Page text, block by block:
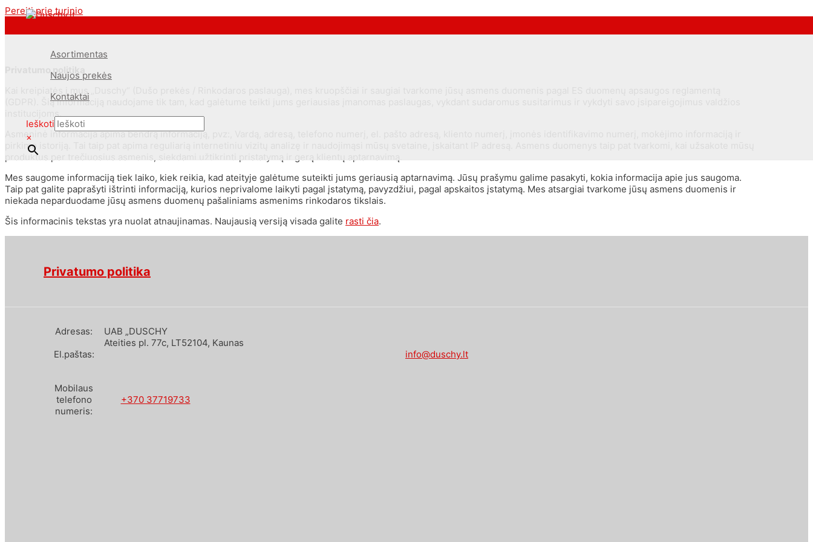
Pereiti prie turinio
Asortimentas
Naujos prekės
Kontaktai
Ieškoti
×
<--Pavel_Shrink_Menu-->
Privatumo politika
Kai kreipiatės į mus „Duschy“ (Dušo prekės / Rinkodaros paslauga), mes kruopščiai ir saugiai tvarkome jūsų asmens duomenis pagal ES duomenų apsaugos reglamentą
(GDPR). Šią informaciją naudojame tik tam, kad galėtume teikti jums geriausias įmanomas paslaugas, vykdant sudaromus susitarimus ir vykdyti savo įsipareigojimus valdžios
institucijoms.
Asmeninė informacija apima bendrą informaciją, pvz:, Vardą, adresą, telefono numerį, el. pašto adresą, kliento numerį, įmonės identifikavimo numerį, mokėjimo informaciją ir
pirkimo istoriją. Tai taip pat apima reguliarią internetiniu vizitų analizę ir naudojimąsi mūsų svetaine, įskaitant IP adresą. Asmens duomenys taip pat tvarkomi, kai užsakote mūsų
produktus per trečiuosius asmenis, siekdami užtikrinti pristatymą ir gerą klientų aptarnavimą.
Mes saugome informaciją tiek laiko, kiek reikia, kad ateityje galėtume suteikti jums geriausią aptarnavimą. Jūsų prašymu galime pasakyti, kokia informacija apie jus saugoma.
Taip pat galite paprašyti ištrinti informaciją, kurios neprivalome laikyti pagal įstatymą, pavyzdžiui, pagal apskaitos įstatymą. Mes atsargiai tvarkome jūsų asmens duomenis ir
niekada neparduodame jūsų asmens duomenų pašaliniams asmenims rinkodaros tikslais.
Šis informacinis tekstas yra nuolat atnaujinamas. Naujausią versiją visada galite rasti čia.
Privatumo politika
Adresas:
UAB „DUSCHY
Ateities pl. 77c, LT52104, Kaunas
El.paštas:
info@duschy.lt
Mobilaus
telefono
numeris:
+370 37719733